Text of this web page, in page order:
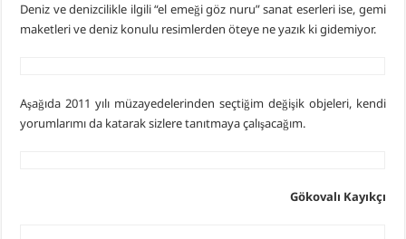
Deniz ve denizcilikle ilgili “el emeği göz nuru” sanat eserleri ise, gemi
maketleri ve deniz konulu resimlerden öteye ne yazık ki gidemiyor.
Aşağıda 2011 yılı müzayedelerinden seçtiğim değişik objeleri, kendi
yorumlarımı da katarak sizlere tanıtmaya çalışacağım.
Gökovalı Kayıkçı